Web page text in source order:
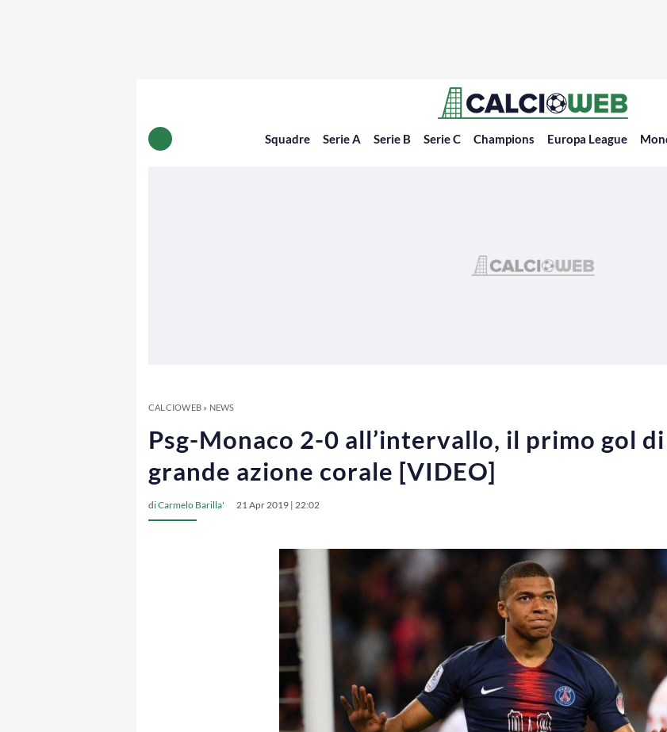
Squadre Serie A Serie B Serie C Champions Europa League
CALCIOWEB» NEWS
Psg-Monaco 2-0 all’intervallo, il primo gol
grande azione corale [VIDEO]
diCarmelo Barilla' 21 Apr 2019 | 22:02